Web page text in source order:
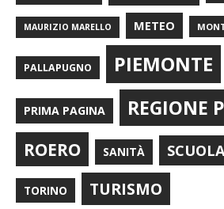
MAURIZIO MARELLO METEO
PALLAPUGNO PIEMONTE
PRIMA PAGINA REGIONE
ROERO SANITÀ SCUOLA
TORINO TURISMO